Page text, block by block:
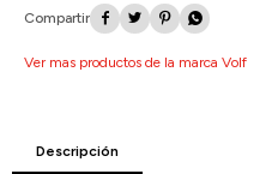
   
Ver mas productos de la marca Volf
Descripción